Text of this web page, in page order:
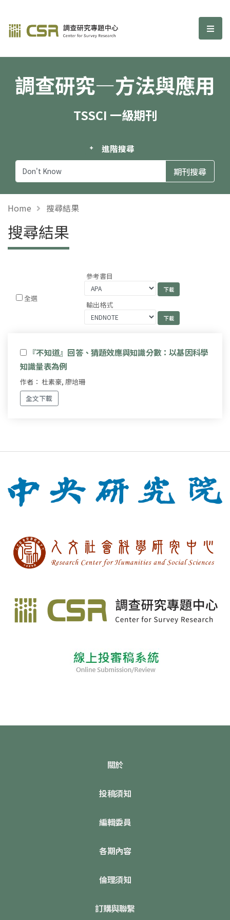
調查研究—方法與應用期刊 選
調查研究—方法與應用
TSSCI 一級期刊
進階搜尋
Home 搜尋結果
搜尋結果
全選
參考書目
輸出格式
『不知道』回答、猜題效應與知識分數：以基因科學
知識量表為例
作者： 杜素豪, 廖培珊
全文下載
關於
投稿須知
編輯委員
各期內容
倫理須知
訂購與聯繫